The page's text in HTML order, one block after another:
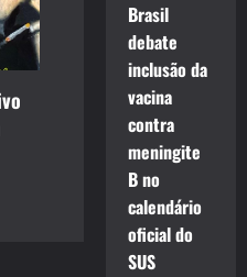
Brasil
debate
inclusão da
vacina
contra
meningite
B no
calendário
oficial do
SUS